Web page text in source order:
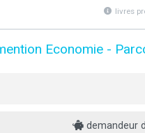
livres
Economie -
demandeur